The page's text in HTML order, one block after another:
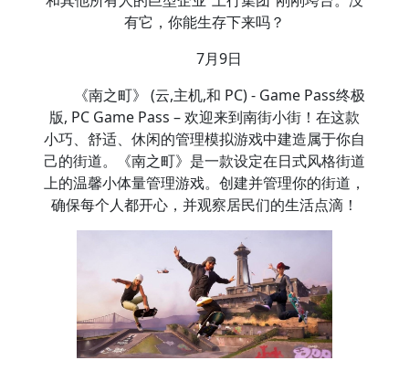
有它，你能生存下来吗？
7月9日
《南之町》 (云,主机,和 PC) - Game Pass终极
版, PC Game Pass – 欢迎来到南街小街！在这款
小巧、舒适、休闲的管理模拟游戏中建造属于你自
己的街道。《南之町》是一款设定在日式风格街道
上的温馨小体量管理游戏。创建并管理你的街道，
确保每个人都开心，并观察居民们的生活点滴！